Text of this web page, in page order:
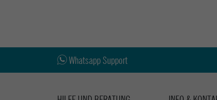
Whatsapp Support